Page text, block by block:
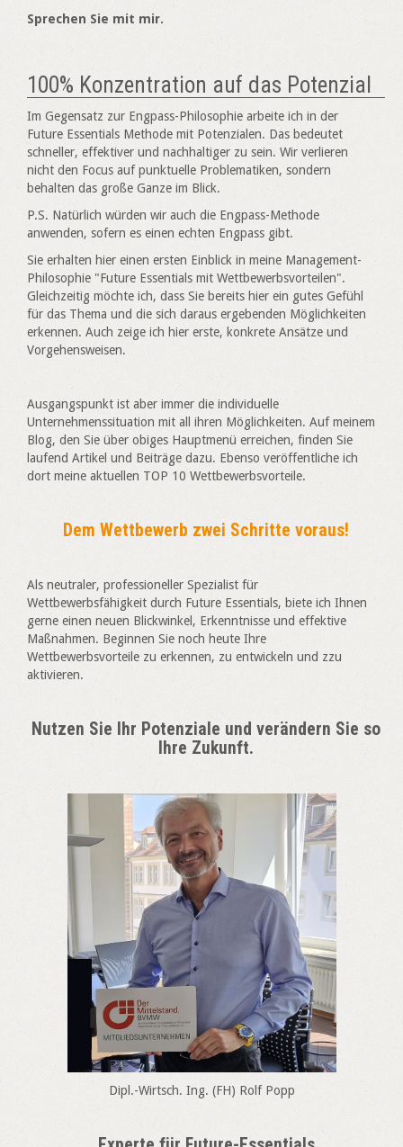
Sprechen Sie mit mir.
100% Konzentration auf das Potenzial
Im Gegensatz zur Engpass-Philosophie arbeite ich in der
Future Essentials Methode mit Potenzialen. Das bedeutet
schneller, effektiver und nachhaltiger zu sein. Wir verlieren
nicht den Focus auf punktuelle Problematiken, sondern
behalten das große Ganze im Blick.
P.S. Natürlich würden wir auch die Engpass-Methode
anwenden, sofern es einen echten Engpass gibt.
Sie erhalten hier einen ersten Einblick in meine Management-
Philosophie "Future Essentials mit Wettbewerbsvorteilen".
Gleichzeitig möchte ich, dass Sie bereits hier ein gutes Gefühl
für das Thema und die sich daraus ergebenden Möglichkeiten
erkennen. Auch zeige ich hier erste, konkrete Ansätze und
Vorgehensweisen.
Ausgangspunkt ist aber immer die individuelle
Unternehmenssituation mit all ihren Möglichkeiten. Auf meinem
Blog, den Sie über obiges Hauptmenü erreichen, finden Sie
laufend Artikel und Beiträge dazu. Ebenso veröffentliche ich
dort meine aktuellen TOP 10 Wettbewerbsvorteile.
Dem Wettbewerb zwei Schritte voraus!
Als neutraler, professioneller Spezialist für
Wettbewerbsfähigkeit durch Future Essentials, biete ich Ihnen
gerne einen neuen Blickwinkel, Erkenntnisse und effektive
Maßnahmen. Beginnen Sie noch heute Ihre
Wettbewerbsvorteile zu erkennen, zu entwickeln und zzu
aktivieren.
Nutzen Sie Ihr Potenziale und verändern Sie so
Ihre Zukunft.
Dipl.-Wirtsch. Ing. (FH) Rolf Popp